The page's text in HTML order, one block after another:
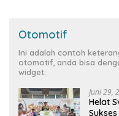
Otomotif
Ini adalah contoh
otomotif, anda bisa
widget.
Juni 29,
Helat